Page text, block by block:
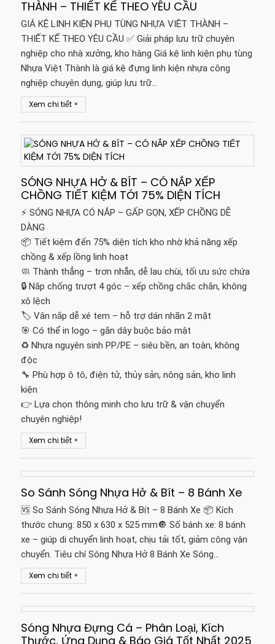
THÀNH – THIẾT KẾ THEO YÊU CẦU
GIÁ KỆ LINH KIỆN PHỤ TÙNG NHỰA VIỆT THÀNH –
THIẾT KẾ THEO YÊU CẦU ✅ Giải pháp lưu trữ chuyên
nghiệp cho nhà xưởng, kho hàng Giá kệ linh kiện phụ tùng
Nhựa Việt Thành là giá kệ đựng linh kiện nhựa công
nghiệp chuyên dụng, giúp lưu trữ…
Xem chi tiết »
SÓNG NHỰA HỞ & BÍT – CÓ NẮP XẾP
CHỒNG TIẾT KIỆM TỚI 75% DIỆN TÍCH
⚡ SÓNG NHỰA CÓ NẮP – GẤP GỌN, XẾP CHỒNG DỄ
DÀNG
📦 Tiết kiệm đến 75% diện tích kho nhờ khả năng xếp
chồng & xếp lồng linh hoạt
🧼 Thành thẳng – trơn nhẵn, dễ lau chùi, tối ưu sức chứa
🔒 Nắp chống trượt 4 góc – xếp chồng chắc chắn, không
xô lệch
🏷️ Vân nắp dễ xé tem – hỗ trợ dán nhãn 2 mặt
🎯 Có thể in logo – gắn dây buộc bảo mật
♻️ Nhựa nguyên sinh PP/PE – siêu bền, an toàn, không
độc
🔧 Phù hợp ô tô, điện tử, thủy sản, nông sản, kho linh
kiện
👉 Lựa chọn thông minh cho lưu trữ & vận chuyển
chuyên nghiệp!
Xem chi tiết »
So Sánh Sóng Nhựa Hở & Bít – 8 Bánh Xe
🆚 So Sánh Sóng Nhựa Hở & Bít – 8 Bánh Xe 📦 Kích
thước chung: 850 x 630 x 525 mm🔘 Số bánh xe: 8 bánh
xe – giúp di chuyển linh hoạt, chịu tải tốt, giảm công vận
chuyển. Tiêu chí Sóng Nhựa Hở 8 Bánh Xe Sóng…
Xem chi tiết »
Sóng Nhựa Đựng Cá – Phân Loại, Kích
Thước, Ứng Dụng & Báo Giá Tốt Nhất 2025